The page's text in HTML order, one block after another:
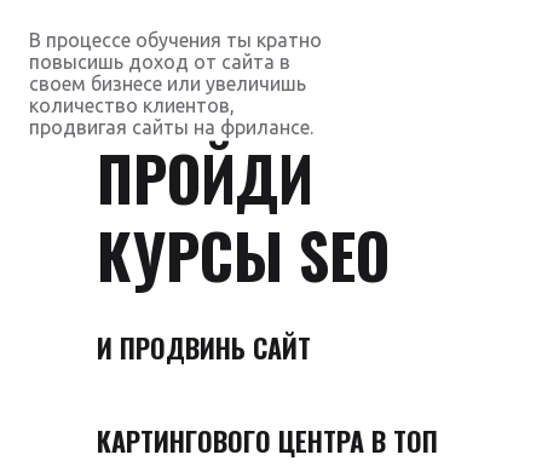
В процессе обучения ты кратно
повысишь доход от сайта в
своем бизнесе или увеличишь
количество клиентов,
продвигая сайты на фрилансе.
ПРОЙДИ
КУРСЫ SEO
И ПРОДВИНЬ САЙТ
КАРТИНГОВОГО ЦЕНТРА В ТОП